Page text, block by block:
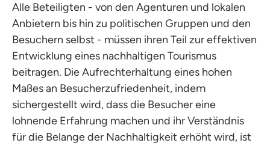
Alle Beteiligten - von den Agenturen und lokalen
Anbietern bis hin zu politischen Gruppen und den
Besuchern selbst - müssen ihren Teil zur effektiven
Entwicklung eines nachhaltigen Tourismus
beitragen. Die Aufrechterhaltung eines hohen
Maßes an Besucherzufriedenheit, indem
sichergestellt wird, dass die Besucher eine
lohnende Erfahrung machen und ihr Verständnis
für die Belange der Nachhaltigkeit erhöht wird, ist